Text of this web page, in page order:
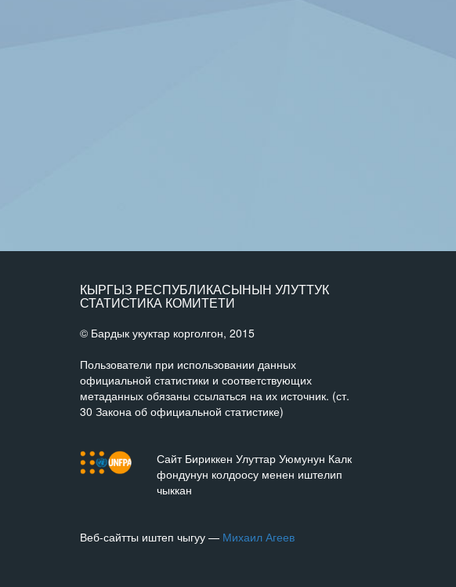
КЫРГЫЗ РЕСПУБЛИКАСЫНЫН УЛУТТУК
СТАТИСТИКА КОМИТЕТИ
© Бардык укуктар корголгон, 2015
Пользователи при использовании данных
официальной статистики и соответствующих
метаданных обязаны ссылаться на их источник. (ст.
30 Закона об официальной статистике)
Сайт Бириккен Улуттар Уюмунун Калк
фондунун колдоосу менен иштелип
чыккан
Веб-сайтты иштеп чыгуу — Михаил Агеев